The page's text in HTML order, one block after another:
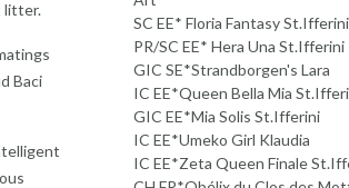
litter.
Baci
SC EE* Floria Fantasy St.Ifferini
PR/SC EE* Hera Una St.Ifferini
GIC SE*Strandborgen's Lara
IC EE*Queen Bella Mia
GIC EE*Mia Solis St.Ifferini
IC EE*Umeko Girl Klaudia
IC EE*Zeta Queen Finale